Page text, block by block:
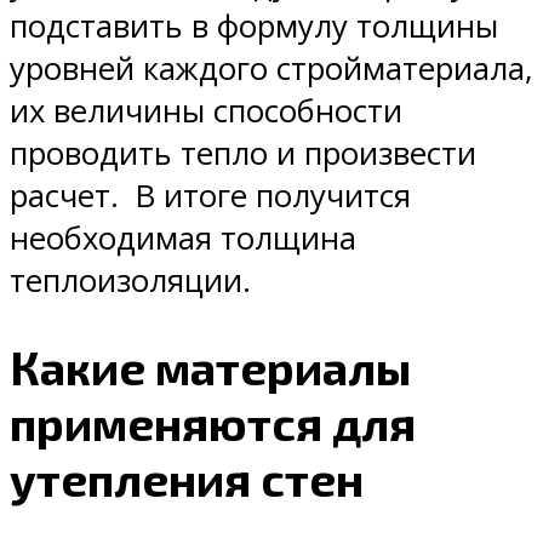
подставить в формулу толщины
уровней каждого стройматериала,
их величины способности
проводить тепло и произвести
расчет. В итоге получится
необходимая толщина
теплоизоляции.
Какие материалы
применяются для
утепления стен